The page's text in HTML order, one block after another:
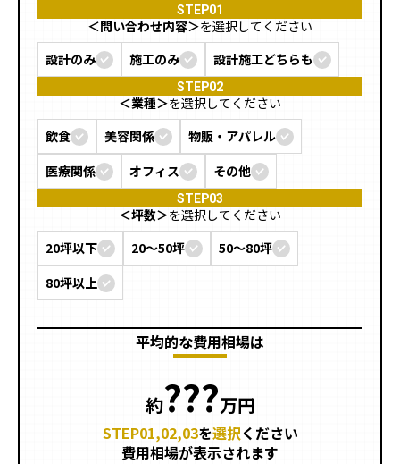
🔍知る
店舗内装工事.comの強み
施工までの流れ
コラムを読む
お客様のこえ
採用情報会社概要
STEP01
＜問い合わせ内容＞を選択してください
設計のみ
施工のみ 設計施工どちらも
STEP02
＜業種＞を選択してください
飲食
美容関係
物販・アパレル
医療関係
オフィス その他
STEP03
＜坪数＞を選択してください
20坪以下
20〜50坪
50〜80坪
80坪以上
平均的な費用相場は
約???万円
STEP01,02,03を選択ください
費用相場が表示されます